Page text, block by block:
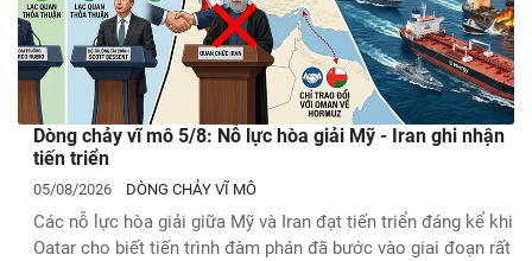
Dòng chảy vĩ mô 5/8: Nỗ lực hòa giải Mỹ - Iran ghi nhận
tiến triển
05/08/2026 DÒNG CHẢY VĨ MÔ
Các nỗ lực hòa giải giữa Mỹ và Iran đạt tiến triển đáng kể khi
Oatar cho biết tiến trình đàm phán đã bước vào giai đoạn rất